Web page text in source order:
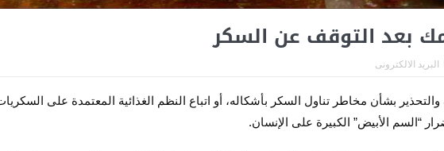
بعد التوقف عن السكر
البريد الالكترونى
بشأن مخاطر تناول السكر بأشكاله، أو اتباع النظم الغذائية المعتمدة على
“السم الأبيض” الكبيرة على الإنسان.